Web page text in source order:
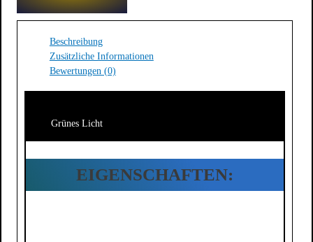
Beschreibung
Zusätzliche Informationen
Bewertungen (0)
Grünes Licht
EIGENSCHAFTEN: